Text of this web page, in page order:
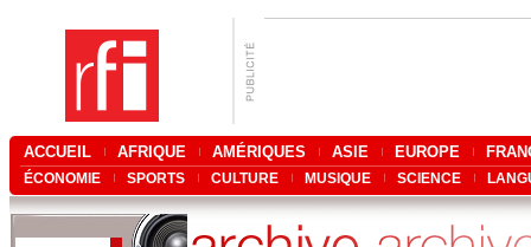
ACCUEIL AFRIQUE AMÉRIQUES ASIE EUROPE
ÉCONOMIE SPORTS CULTURE MUSIQUE SCIENCE